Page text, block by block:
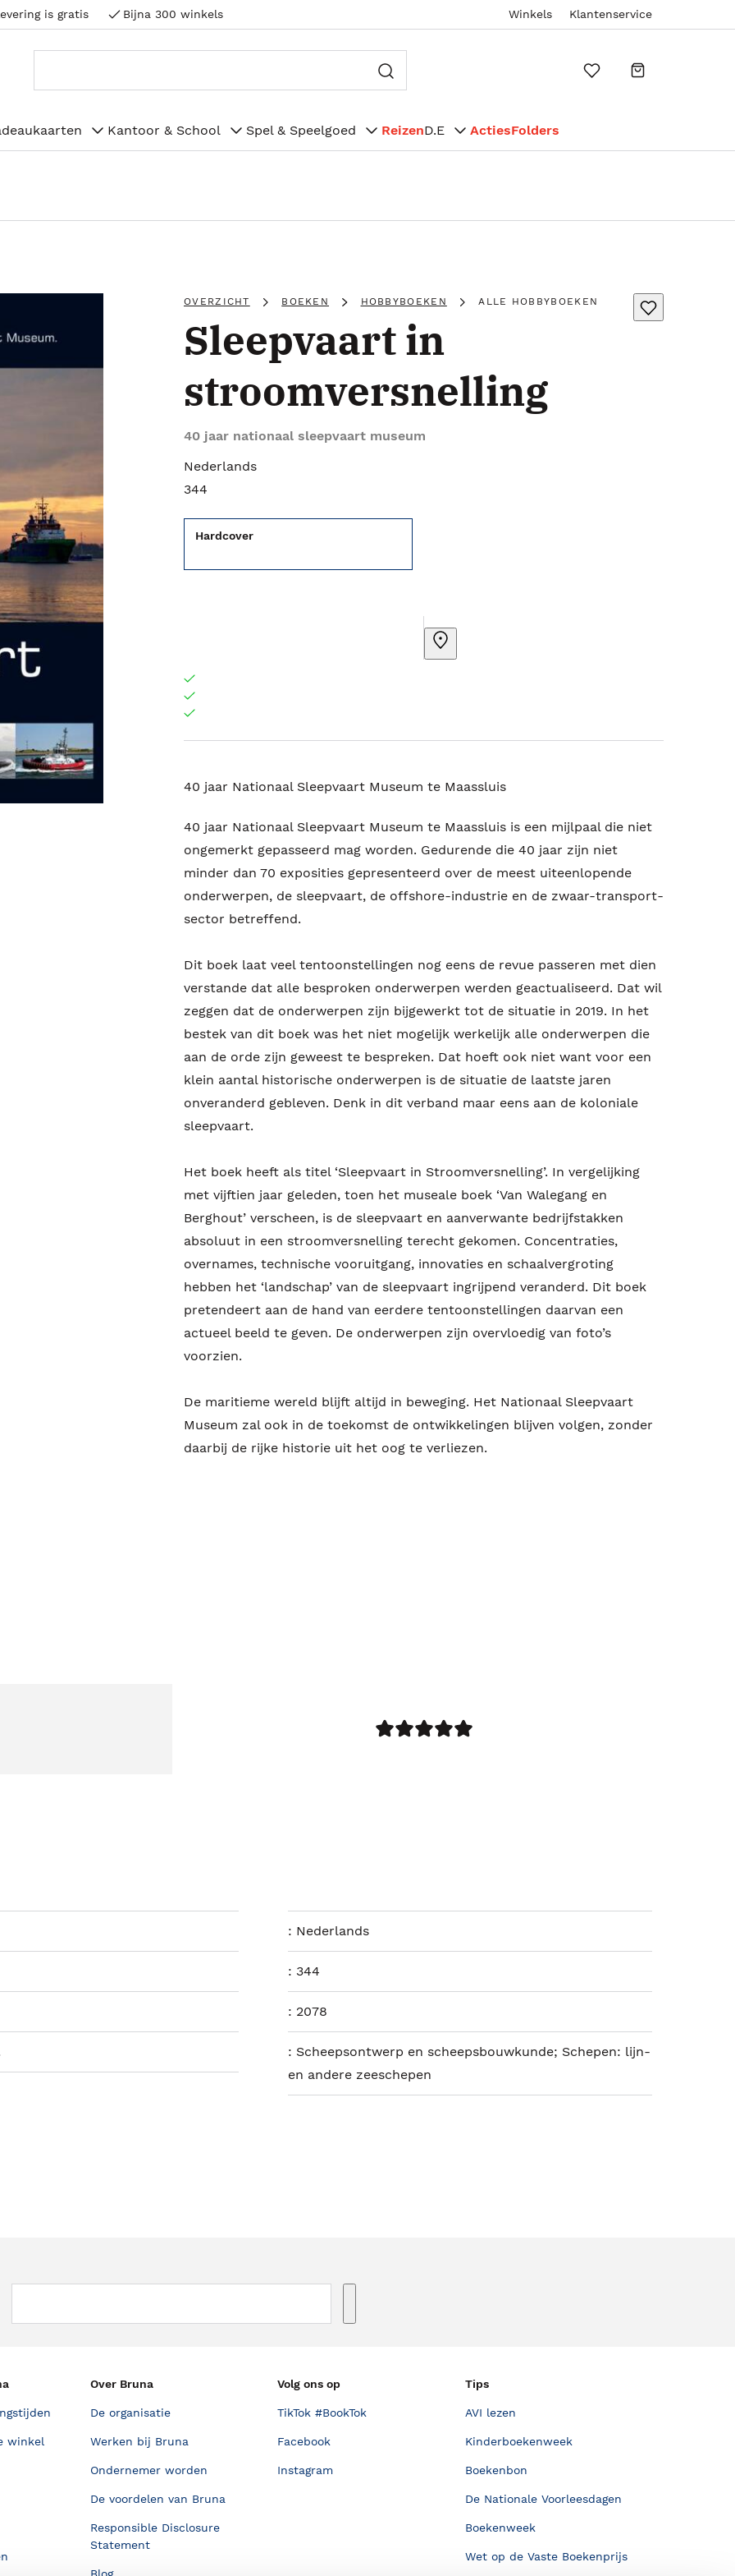
is gratis Bijna 300 winkels Winkels Klantenservice
Kantoor & School Spel & Speelgoed ReizenD.E ActiesFolders
OVERZICHT BOEKEN HOBBYBOEKEN ALLE HOBBYBOEKEN
Sleepvaart in
stroomversnelling
40 jaar nationaal sleepvaart museum
Nederlands
344
Hardcover
40 jaar Nationaal Sleepvaart Museum te Maassluis
40 jaar Nationaal Sleepvaart Museum te Maassluis is een mijlpaal die niet
ongemerkt gepasseerd mag worden. Gedurende die 40 jaar zijn niet
minder dan 70 exposities gepresenteerd over de meest uiteenlopende
onderwerpen, de sleepvaart, de offshore-industrie en de zwaar-transport-
sector betreffend.
Dit boek laat veel tentoonstellingen nog eens de revue passeren met dien
verstande dat alle besproken onderwerpen werden geactualiseerd. Dat wil
zeggen dat de onderwerpen zijn bijgewerkt tot de situatie in 2019. In het
bestek van dit boek was het niet mogelijk werkelijk alle onderwerpen die
aan de orde zijn geweest te bespreken. Dat hoeft ook niet want voor een
klein aantal historische onderwerpen is de situatie de laatste jaren
onveranderd gebleven. Denk in dit verband maar eens aan de koloniale
sleepvaart.
Het boek heeft als titel ‘Sleepvaart in Stroomversnelling’. In vergelijking
met vijftien jaar geleden, toen het museale boek ‘Van Walegang en
Berghout’ verscheen, is de sleepvaart en aanverwante bedrijfstakken
absoluut in een stroomversnelling terecht gekomen. Concentraties,
overnames, technische vooruitgang, innovaties en schaalvergroting
hebben het ‘landschap’ van de sleepvaart ingrijpend veranderd. Dit boek
pretendeert aan de hand van eerdere tentoonstellingen daarvan een
actueel beeld te geven. De onderwerpen zijn overvloedig van foto’s
voorzien.
De maritieme wereld blijft altijd in beweging. Het Nationaal Sleepvaart
Museum zal ook in de toekomst de ontwikkelingen blijven volgen, zonder
daarbij de rijke historie uit het oog te verliezen.
: Nederlands
:344
: 2078
: Scheepsontwerp en scheepsbouwkunde; Schepen: lijn-
en andere zeeschepen
winkel
Over Bruna
De organisatie
Werken bij Bruna
Ondernemer worden
De voordelen van Bruna
Responsible Disclosure
Statement
Volg ons op
TikTok #BookTok
Facebook
Instagram
Tips
AVI lezen
Kinderboekenweek
Boekenbon
De Nationale Voorleesdagen
Boekenweek
Wet op de Vaste Boekenprijs